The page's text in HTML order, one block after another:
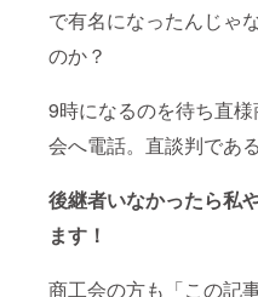
で有名になったんじゃ
のか？
9時になるのを待ち直様
会へ電話。直談判である
後継者いなかったら私
ます！
商工会の方も「この記